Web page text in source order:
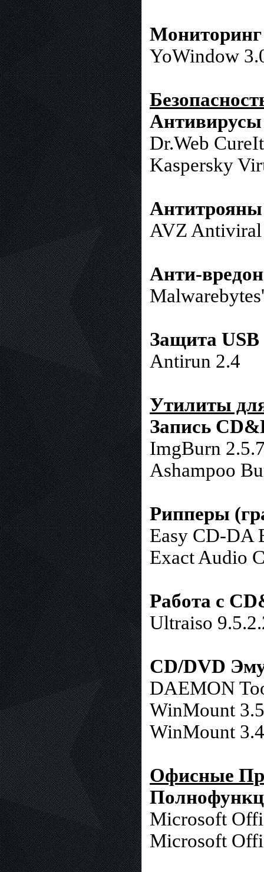
YoWindow
Антивирусы
Dr.Web
Kaspersky
Антитрояны
AVZ
Анти-
Защита USB
Antirun 2.4
Утилиты
Запись
ImgBurn
Ashampoo
Рипперы
Easy CD-DA
Exact Audio
Работа с
Ultraiso
CD/DVD
DAEMON
WinMount
WinMount
Офисные
Microsoft
Microsoft